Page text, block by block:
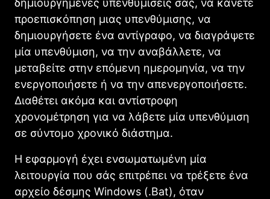
δημιουργημένες υπενθυμίσεις σας, να κάνετε
προεπισκόπηση μιας υπενθύμισης, να
δημιουργήσετε ένα αντίγραφο, να διαγράψετε
μία υπενθύμιση, να την αναβάλλετε, να
μεταβείτε στην επόμενη ημερομηνία, να την
ενεργοποιήσετε ή να την απενεργοποιήσετε.
Διαθέτει ακόμα και αντίστροφη
χρονομέτρηση για να λάβετε μία υπενθύμιση
σε σύντομο χρονικό διάστημα.
Η εφαρμογή έχει ενσωματωμένη μία
λειτουργία που σάς επιτρέπει να τρέξετε ένα
αρχείο δέσμης Windows (.Bat), όταν